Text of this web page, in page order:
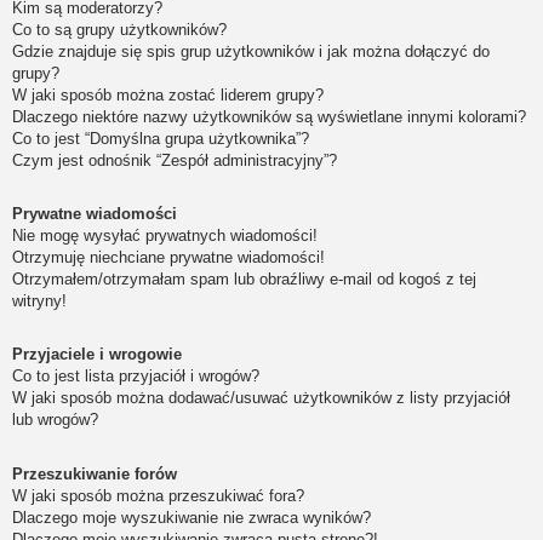
Kim są moderatorzy?
Co to są grupy użytkowników?
Gdzie znajduje się spis grup użytkowników i jak można dołączyć do
grupy?
W jaki sposób można zostać liderem grupy?
Dlaczego niektóre nazwy użytkowników są wyświetlane innymi kolorami?
Co to jest “Domyślna grupa użytkownika”?
Czym jest odnośnik “Zespół administracyjny”?
Prywatne wiadomości
Nie mogę wysyłać prywatnych wiadomości!
Otrzymuję niechciane prywatne wiadomości!
Otrzymałem/otrzymałam spam lub obraźliwy e-mail od kogoś z tej
witryny!
Przyjaciele i wrogowie
Co to jest lista przyjaciół i wrogów?
W jaki sposób można dodawać/usuwać użytkowników z listy przyjaciół
lub wrogów?
Przeszukiwanie forów
W jaki sposób można przeszukiwać fora?
Dlaczego moje wyszukiwanie nie zwraca wyników?